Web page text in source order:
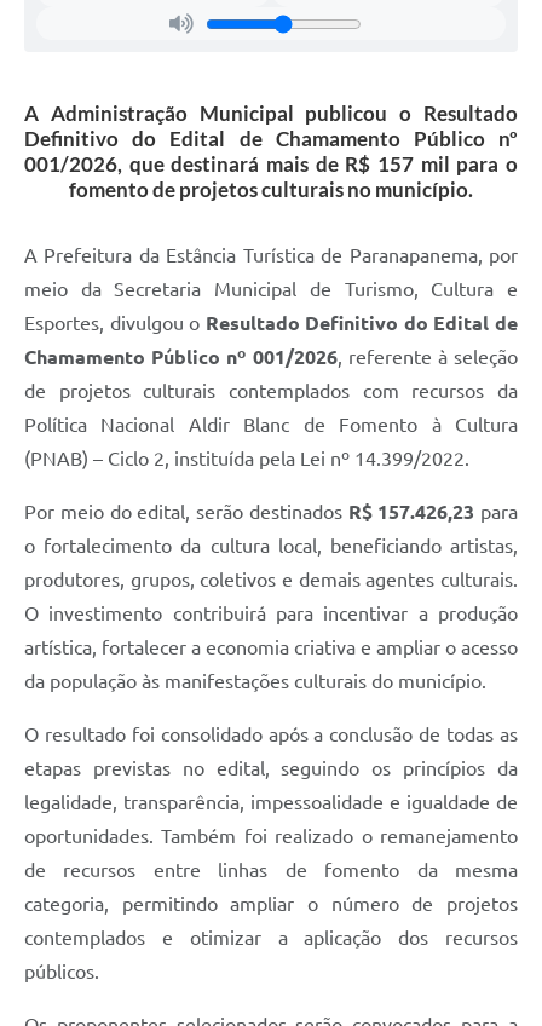
A Administração Municipal publicou o Resultado
Definitivo do Edital de Chamamento Público nº
001/2026, que destinará mais de R$ 157 mil para o
fomento de projetos culturais no município.
A Prefeitura da Estância Turística de Paranapanema, por
meio da Secretaria Municipal de Turismo, Cultura e
Esportes, divulgou o Resultado Definitivo do Edital de
Chamamento Público nº 001/2026, referente à seleção
de projetos culturais contemplados com recursos da
Política Nacional Aldir Blanc de Fomento à Cultura
(PNAB) – Ciclo 2, instituída pela Lei nº 14.399/2022.
Por meio do edital, serão destinados R$ 157.426,23 para
o fortalecimento da cultura local, beneficiando artistas,
produtores, grupos, coletivos e demais agentes culturais.
O investimento contribuirá para incentivar a produção
artística, fortalecer a economia criativa e ampliar o acesso
da população às manifestações culturais do município.
O resultado foi consolidado após a conclusão de todas as
etapas previstas no edital, seguindo os princípios da
legalidade, transparência, impessoalidade e igualdade de
oportunidades. Também foi realizado o remanejamento
de recursos entre linhas de fomento da mesma
categoria, permitindo ampliar o número de projetos
contemplados e otimizar a aplicação dos recursos
públicos.